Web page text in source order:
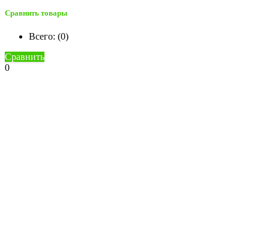
Сравнить товары
Всего: (0)
Сравнить
0